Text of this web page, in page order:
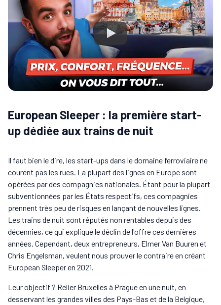
European Sleeper : la première start-
up dédiée aux trains de nuit
Il faut bien le dire, les start-ups dans le domaine ferroviaire ne
courent pas les rues. La plupart des lignes en Europe sont
opérées par des compagnies nationales. Étant pour la plupart
subventionnées par les États respectifs, ces compagnies
prennent très peu de risques en lançant de nouvelles lignes.
Les trains de nuit sont réputés non rentables depuis des
décennies, ce qui explique le déclin de l'offre ces dernières
années. Cependant, deux entrepreneurs, Elmer Van Buuren et
Chris Engelsman, veulent nous prouver le contraire en créant
European Sleeper en 2021.
Leur objectif ? Relier Bruxelles à Prague en une nuit, en
desservant les grandes villes des Pays-Bas et de la Belgique,